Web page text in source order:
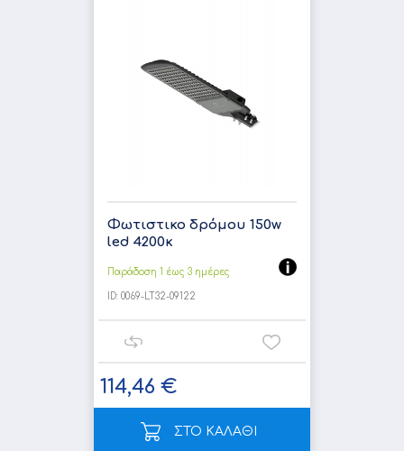
Φωτιστικο δρόμου 150w
led 4200κ
Παράδοση 1 έως 3 ημέρες
ID: 0069-LT32-09122
114,46 €
ΣΤΟ ΚΑΛΑΘΙ